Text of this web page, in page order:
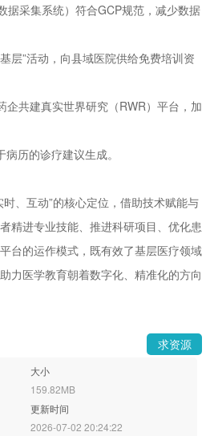
据采集系统）符合GCP规范，减少数据
层”活动，向县域医院供给免费培训资
企共建真实世界研究（RWR）平台，加
历的诊疗建议生成。
、互动”的核心定位，借助技术赋能与
精进专业技能、推进科研项目、优化患
台的运作模式，既有效了基层医疗领域
力医学教育朝着数字化、精准化的方向
求资源
大小
159.82MB
更新时间
2026-07-02 20:24:22